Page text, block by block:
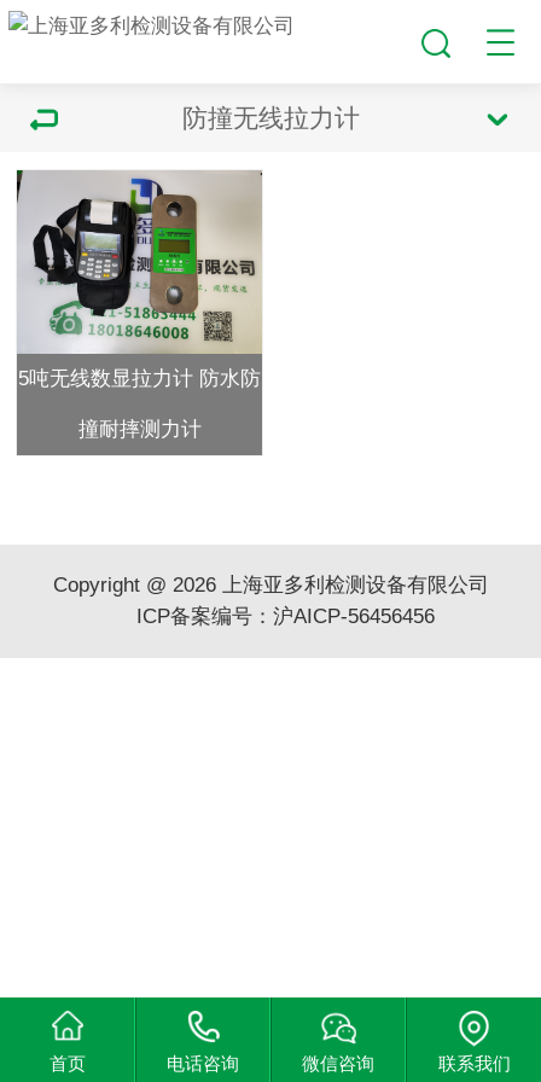
防撞无线拉力计
5吨无线数显拉力计 防水防
撞耐摔测力计
Copyright @ 2026 上海亚多利检测设备有限公司
ICP备案编号：沪AICP-56456456
首页 电话咨询 微信咨询 联系我们